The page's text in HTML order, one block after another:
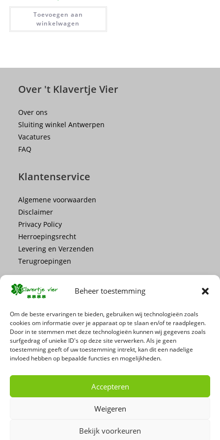
Beheer toestemming
Om de beste ervaringen te bieden, gebruiken wij technologieën zoals
cookies om informatie over je apparaat op te slaan en/of te raadplegen.
Door in te stemmen met deze technologieën kunnen wij gegevens zoals
surfgedrag of unieke ID's op deze site verwerken. Als je geen
toestemming geeft of uw toestemming intrekt, kan dit een nadelige
invloed hebben op bepaalde functies en mogelijkheden.
Accepteren
Weigeren
Bekijk voorkeuren
Toevoegen aan
winkelwagen
Over 't Klavertje Vier
Over ons
Sluiting winkel Antwerpen
Vacatures
FAQ
Klantenservice
Algemene voorwaarden
Disclaimer
Privacy Policy
Herroepingsrecht
Levering en Verzenden
Terugroepingen
Mis geen enkele actie of promotie!
Schrijf je in voor onze nieuwsbrief